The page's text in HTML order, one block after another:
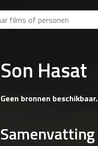
Son Hasat
Geen bronnen beschikbaar.
Samenvatting